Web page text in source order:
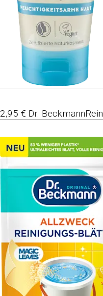
2,95 € Dr.